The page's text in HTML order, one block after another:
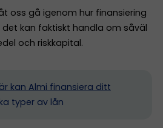
oss gå igenom hur finansiering
kan faktiskt handla om såväl
och riskkapital.
kan Almi finansiera ditt
typer av lån